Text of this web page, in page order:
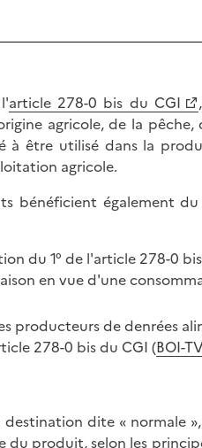
article 278-0 bis du CGI
agricole, de la
être utilisé dans la
agricole.
bénéficient également
du 1° de l'article 278-0
en vue d'une
producteurs de denrées
278-0 bis du CGI (BOI-
dite « normale
produit, selon les